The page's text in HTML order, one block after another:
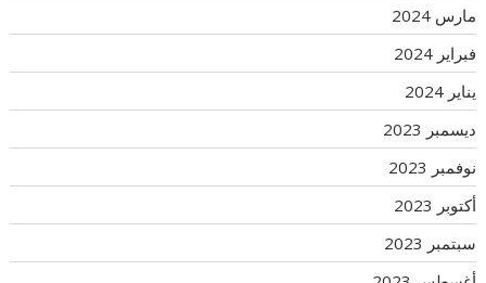
مارس 2024
فبراير 2024
يناير 2024
ديسمبر 2023
نوفمبر 2023
أكتوبر 2023
سبتمبر 2023